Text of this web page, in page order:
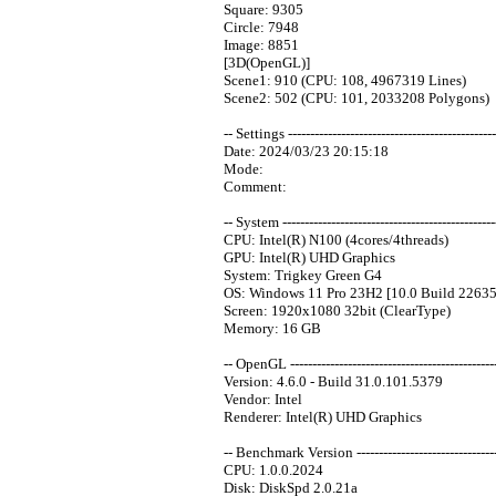
Square: 9305
Circle: 7948
Image: 8851
[3D(OpenGL)]
Scene1: 910 (CPU: 108, 4967319 Lines)
Scene2: 502 (CPU: 101, 2033208 Polygons)
-- Settings
Date: 2024/03/23 20:15:18
Mode:
Comment:
-- System
CPU: Intel(R) N100 (4cores/4threads)
GPU: Intel(R) UHD Graphics
System: Trigkey Green G4
OS: Windows 11 Pro 23H2 [10.0 Build
Screen: 1920x1080 32bit (ClearType)
Memory: 16 GB
-- OpenGL
Version: 4.6.0 - Build 31.0.101.5379
Vendor: Intel
Renderer: Intel(R) UHD Graphics
-- Benchmark Version
CPU: 1.0.0.2024
Disk: DiskSpd 2.0.21a